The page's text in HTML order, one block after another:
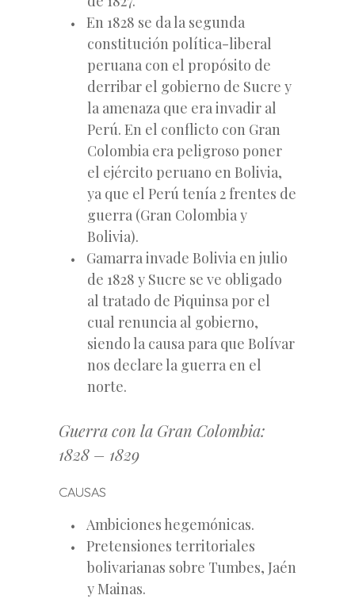
En 1828 se da la segunda
constitución política-liberal
peruana con el propósito de
derribar el gobierno de Sucre y
la amenaza que era invadir al
Perú. En el conflicto con Gran
Colombia era peligroso poner
el ejército peruano en Bolivia,
ya que el Perú tenía 2 frentes de
guerra (Gran Colombia y
Bolivia).
Gamarra invade Bolivia en julio
de 1828 y Sucre se ve obligado
al tratado de Piquinsa por el
cual renuncia al gobierno,
siendo la causa para que Bolívar
nos declare la guerra en el
norte.
Guerra con la Gran Colombia:
1828 – 1829
CAUSAS
Ambiciones hegemónicas.
Pretensiones territoriales
bolivarianas sobre Tumbes, Jaén
y Mainas.